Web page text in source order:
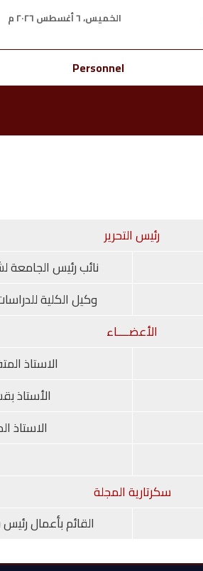
الخميس، ٦ أغسطس ٢٠٢٦ م
Personnel
رئيس التحرير
نائب رئيس الجامعة
وكيل الكلية
الأعضــــاء
الاستاذ
الأستاذ
الاستاذ
سكرتارية المجلة
القائم بأعمال